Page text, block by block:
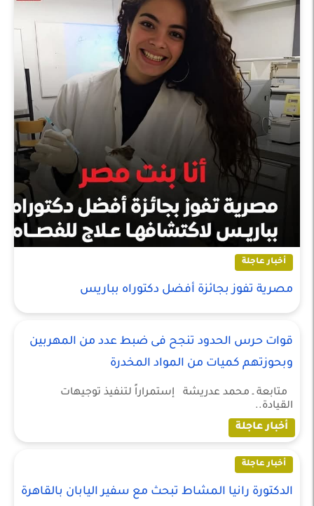
أخبار عاجلة
مصرية تفوز بجائزة أفضل دكتوراه بباريس
قوات حرس الحدود تنجح فى ضبط عدد من المهربين
وبحوزتهم كميات من المواد المخدرة
متابعة ـ محمد عدريشة إستمراراً لتنفيذ توجيهات
القيادة..
أخبار عاجلة
أخبار عاجلة
الدكتورة رانيا المشاط تبحث مع سفير اليابان بالقاهرة